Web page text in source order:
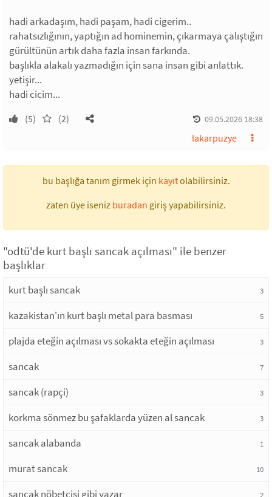
hadi arkadaşım, hadi paşam, hadi cigerim..
rahatsızlığının, yaptığın ad hominemin, çıkarmaya çalıştığın
gürültünün artık daha fazla insan farkında.
başlıkla alakalı yazmadığın için sana insan gibi anlattık.
yetişir...
hadi cicim...
(5) (2) 09.05.2026 18:38
lakarpuzye
bu başlığa tanım girmek için kayıtolabilirsiniz.
zaten üye iseniz buradan giriş yapabilirsiniz.
"odtü'de kurt başlı sancak açılması" ile benzer
başlıklar
kurt başlı sancak 3
kazakistan'ın kurt başlı metal para basması 5
plajda eteğin açılması vs sokakta eteğin açılması 3
sancak 7
sancak (rapçi) 3
korkma sönmez bu şafaklarda yüzen al sancak 3
sancak alabanda 1
murat sancak 10
sancak nöbetçisi gibi yazar 2